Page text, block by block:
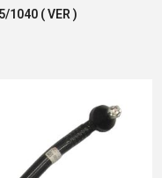
1040 ( VER )